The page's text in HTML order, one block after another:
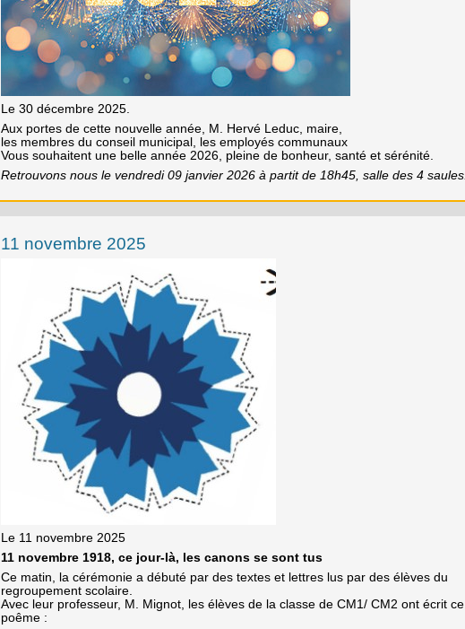
Le 30 décembre 2025.
Aux portes de cette nouvelle année, M. Hervé Leduc, maire,
les membres du conseil municipal, les employés communaux
Vous souhaitent une belle année 2026, pleine de bonheur, santé et sérénité.
Retrouvons nous le vendredi 09 janvier 2026 à partit de 18h45, salle des 4 saules.
11 novembre 2025
Le 11 novembre 2025
11 novembre 1918, ce jour-là, les canons se sont tus
Ce matin, la cérémonie a débuté par des textes et lettres lus par des élèves du
regroupement scolaire.
Avec leur professeur, M. Mignot, les élèves de la classe de CM1/ CM2 ont écrit ce
poême :